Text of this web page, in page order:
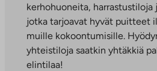
kerhohuoneita, harrastustiloja
jotka tarjoavat hyvät puitteet
muille kokoontumisille.
yhteistiloja saatkin yhtäkkiä
elintilaa!